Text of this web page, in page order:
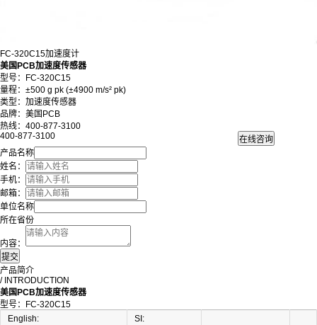
FC-320C15加速度计
美国PCB加速度传感器
型号：FC-320C15
量程：±500 g pk (±4900 m/s² pk)
类型：加速度传感器
品牌：美国PCB
热线：400-877-3100
400-877-3100
产品名称
姓名：
手机：
邮箱：
单位名称
所在省份
内容：
产品简介
/ INTRODUCTION
美国PCB加速度传感器
型号：FC-320C15
English:
SI: